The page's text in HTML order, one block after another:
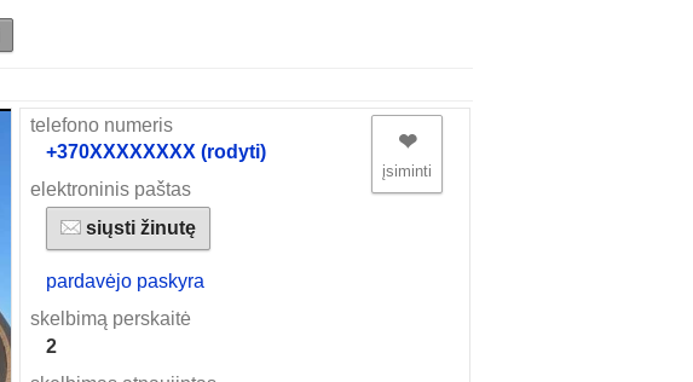
telefono numeris
+370XXXXXXXX (rodyti)
elektroninis paštas
siųsti žinutę
pardavėjo paskyra
skelbimą perskaitė
2
❤︎
įsiminti